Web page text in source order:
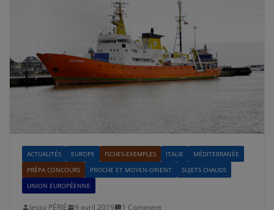
ACTUALITÉS EUROPE FICHES-EXEMPLES ITALIE
MÉDITERRANÉE
PRÉPA CONCOURS
PROCHE ET MOYEN-ORIENT
SUJETS CHAUDS
UNION EUROPÉENNE
Jessy PÉRIÉ 9 avril 2019 1 Comment